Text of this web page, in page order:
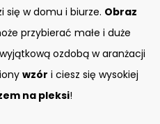
się w domu i biurze. Obraz
przybierać małe i duże
ozdobą w aranżacji
wzór i ciesz się wysokiej
na pleksi!